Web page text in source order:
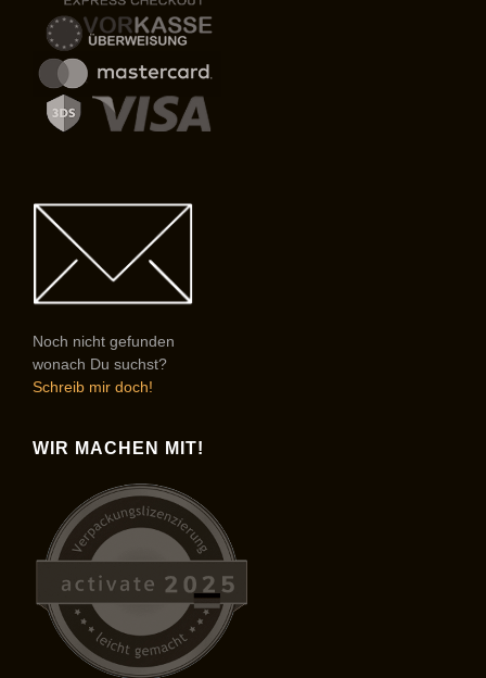
Noch nicht gefunden
wonach Du suchst?
Schreib mir doch!
WIR MACHEN MIT!